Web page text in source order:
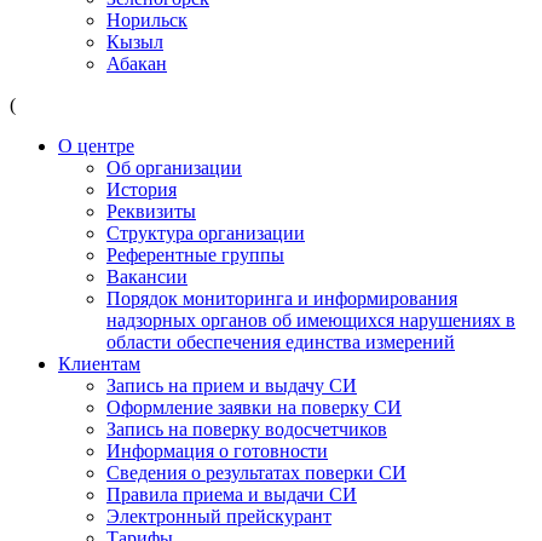
Норильск
Кызыл
Абакан
(
О центре
Об организации
История
Реквизиты
Структура организации
Референтные группы
Вакансии
Порядок мониторинга и информирования
надзорных органов об имеющихся нарушениях в
области обеспечения единства измерений
Клиентам
Запись на прием и выдачу СИ
Оформление заявки на поверку СИ
Запись на поверку водосчетчиков
Информация о готовности
Сведения о результатах поверки СИ
Правила приема и выдачи СИ
Электронный прейскурант